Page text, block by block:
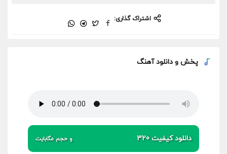
اشتراک گذاری:
پخش و دانلود آهنگ
دانلود کیفیت 320 و حجم مگابایت